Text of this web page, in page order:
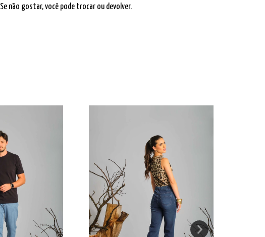
Se não gostar, você pode trocar ou devolver.